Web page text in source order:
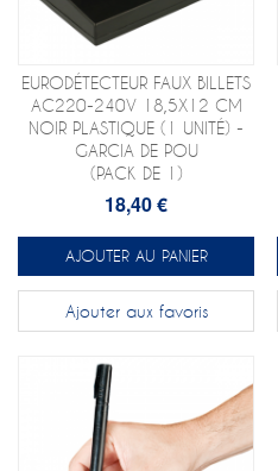
EURODÉTECTEUR FAUX BILLETS
AC220-240V 18,5X12 CM
NOIR PLASTIQUE (1 UNITÉ) -
GARCIA DE POU
(PACK DE 1)
18,40 €
AJOUTER AU PANIER
Ajouter aux favoris